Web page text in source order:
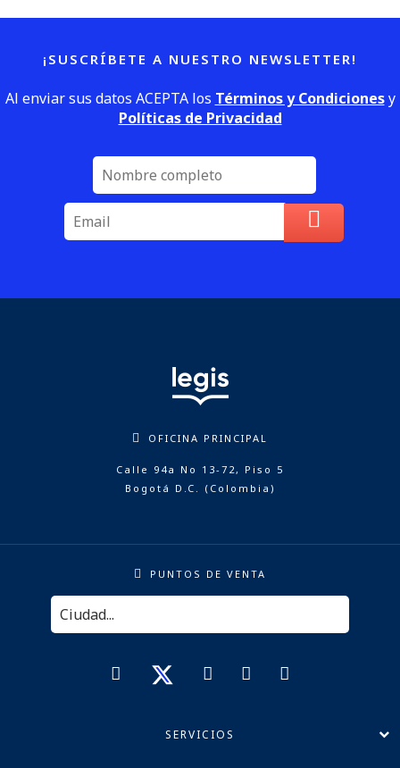
¡SUSCRÍBETE A NUESTRO NEWSLETTER!
Al enviar sus datos ACEPTA los Términos y Condicionesy
Políticas de Privacidad
OFICINA PRINCIPAL
Calle 94a No 13-72, Piso 5
Bogotá D.C. (Colombia)
PUNTOS DE VENTA
SERVICIOS